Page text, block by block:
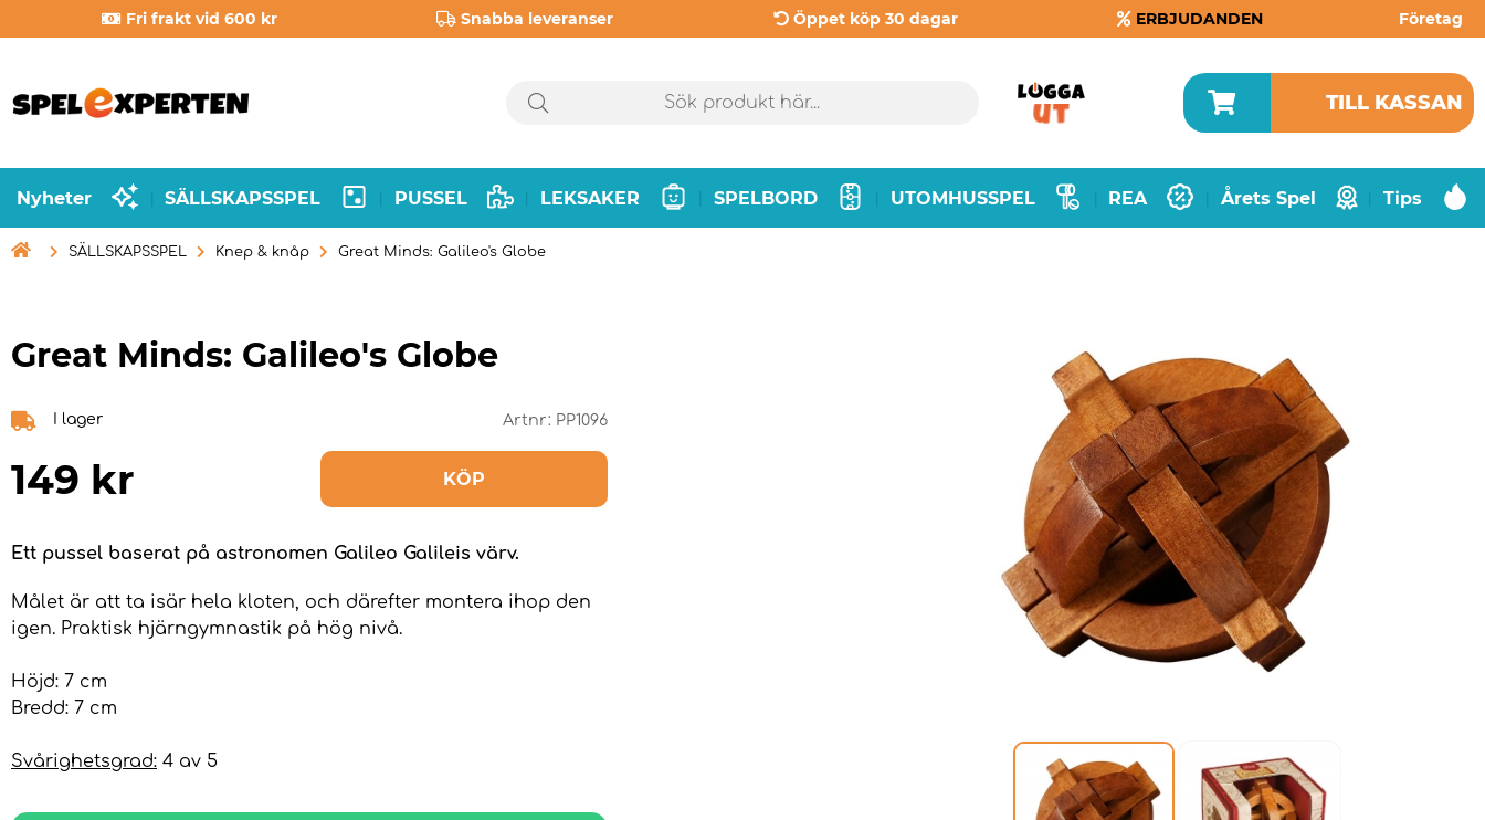
Fri frakt vid 600 kr Snabba leveranser Öppet köp 30 dagar ERBJUDANDEN Företag
TILL KASSAN
Nyheter SÄLLSKAPSSPEL PUSSEL LEKSAKER SPELBORD UTOMHUSSPEL REA Årets Spel Tips
 SÄLLSKAPSSPEL Knep & knåp Great Minds: Galileo's Globe
Great Minds: Galileo's Globe
I lager Artnr: PP1096
149 kr KÖP
Ett pussel baserat på astronomen Galileo Galileis värv.
Målet är att ta isär hela kloten, och därefter montera ihop den
igen. Praktisk hjärngymnastik på hög nivå.
Höjd: 7 cm
Bredd: 7 cm
Svårighetsgrad: 4 av 5